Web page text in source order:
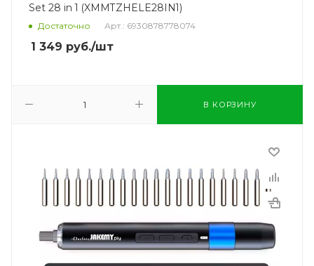
Set 28 in 1 (XMMTZHELE28IN1)
Достаточно Арт.: 6930878778074
1 349 руб./шт
В КОРЗИНУ